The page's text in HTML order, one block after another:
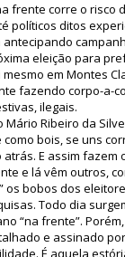
frente corre o risco
políticos ditos
eleição para
em Montes
fazendo corpo-a-
ilegais.
Ribeiro da
como bois, se uns
E assim fazem
e lá vêm outros,
os bobos dos
Todo dia
“na frente”.
e assinado
É aquela